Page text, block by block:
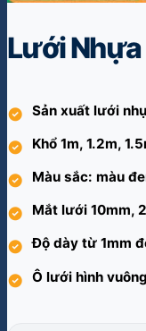
Lưới Nhựa
Sản xuất lưới
Khổ 1m, 1.2m,
Màu sắc: màu
Mắt lưới 10mm,
Độ dày từ 1mm
Ô lưới hình